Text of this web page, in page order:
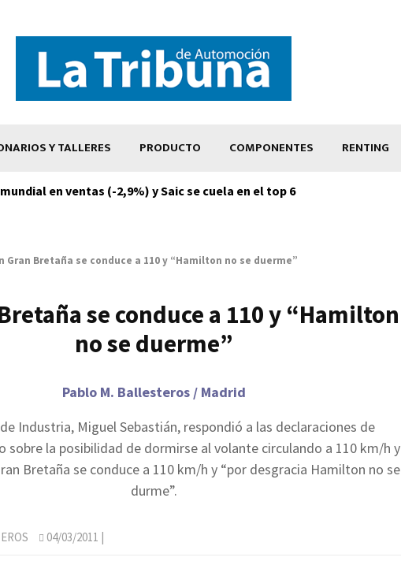
Y TALLERES PRODUCTO COMPONENTES RENTING
en ventas (-2,9%) y Saic se cuela en el top 6
Gran Bretaña se conduce a 110 y “Hamilton no se duerme”
se conduce a 110 y “Hamilton
no se duerme”
Pablo M. Ballesteros / Madrid
Industria, Miguel Sebastián, respondió a las declaraciones de
sobre la posibilidad de dormirse al volante circulando a 110 km/h y
Bretaña se conduce a 110 km/h y “por desgracia Hamilton no se
durme”.
04/03/2011 |